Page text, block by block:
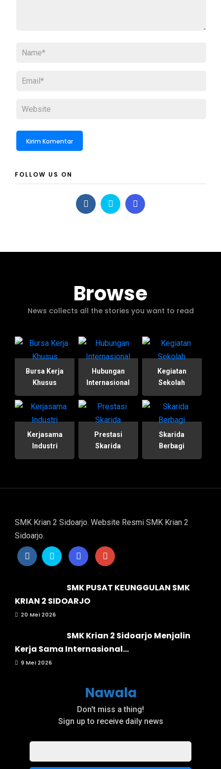
FOLLOW US ON
Browse
News collects all the stories you want to read
Bursa Kerja
Khusus
Hubungan
Internasional
Kegiatan
Sekolah
Kerjasama
Industri
Prestasi
Skarida
Skarida
Berbagi
SMK Krian 2 Sidoarjo. Website Resmi SMK Krian 2
Sidoarjo.
SMK PUSAT KEUNGGULAN SMK
KRIAN 2 SIDOARJO
20 Mei 2026
SMK Krian 2 Sidoarjo Menjalin
Kerja Sama Internasional...
9 Mei 2026
Nawala
Don't miss a thing!
Sign up to receive daily news